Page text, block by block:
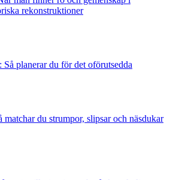
rekonstruktioner
planerar du för det oförutsedda
matchar du strumpor, slipsar och näsdukar